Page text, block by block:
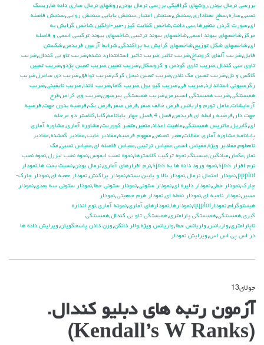
بررسي نرمال بودن,روشهاي گرافيكي بررسي نرمال بودن,روشهاي نرمال سازي داده ها,ريسك
نسبي,سازه,سطح معناداري,سنجش,سنجش اعتبار ,سنجش پايايي,سنجش روايي,سنجش فاصله
اي,سورت كردن متغيرها,سي دانت,شاخص كفايت كيزر-مير-اولكين,شاخص گرايش به
مركز ,شاخصهاي پيوند اسمي,شاخصهاي پيوند ترتيبي,شاخصهاي پيوند تركيبي اسمي و فاصله
اي,شاخصهاي شكل توزيع,شاخصهاي گرايش به پراكندگي,شرايط آزمون فريدمن,شكستن
فايل,ضريب آلفاي کرونباخ,ضريب تاثير ,ضريب تاثير استانتدارد نشده,ضريب تاو بي كندال,ضريب
تاوي سي كندال,ضريب تاوي گودمن و كروسكال,ضريب تعيين,ضريب تعيين پژدو,ضريب تعيين
كاكس و نل,ضريب تعيين مك نادن,ضريب تعيين نيجل كرك,ضريب توافق,ضريب دي سامرز ,ضريب
رگرسيوني استاندارد,ضريب في,ضريب كيو يول,ضريب گاما,ضريب لاندا,ضريب نايقيني,ضريب
همبستگي,ضريب همبستگي اسپيرمن,ضريب همبستگي پيرسون,ضريب وي كرامر ,طرح
آزمايشات,عامل تورم واريانس,فرض خالف صفر ,فرض صفر ,فرض يك,فرضيه بدون جهت,فرضيه
جهت دار ,فرضيه رابطه اي,فريدمن,فصل 4 ,فصل چهار پايانامه,كاپا,كلاستر دو مرحله
اي,گابريل,ماتريس همبستگي,ماهيت اعداد,متغير ,متغير كووريت,مشاوره آماري,مشاوره آماري
پايانامه,مشاوره آماري مقالات,مغير تصنعي,مفهوم فرضيه,مقادير غايب,مقادير گمشده,مقادير
نامعلوم,مقادير ويژه,مقياس اسمي,مقياس ترتيبي,مقياس فاصله اي,مقياس نسبي,مك
نمار ,مكمار ,ميانگين,ميسينگ,نحوه تركيب كلاسترها,نحوه نصب ايموس,نحوه نصب ليزرل,نحوه نصب
نرم افزار spss
,نحوه ورود داده ها به spss ,نرم افزارهاي آماري,نرمال بودن,نسبت بخت ها,نمودار
ppplot
,نمودار احتمال نرمال,نمودار بالا و پايين بسته,نمودار پراكنش,نمودار جعبه اي,نمودار چارك-
چارك,نمودار خطي,نمودار دايره اي,نمودار ستوني,نمودار ستوني خطا,نمودار ستوني سه بعدي,نمودار
مسير ,نمودار ناحيه اي,نمودار نقطه اي,نمودار هرم جمعيتي,نمودار
هيستوگرام,نمودارqqplot ,نمودارها,نمودارهاي آماري,نمونه آماري,نوع اندازه
گيري,همبستگي,همبستگي پارامتري,همبستگي تاو بي کندال,همبستگي
ناپارامتري,واريانس,واريانس خطا,واريانس ويژه,والر دانكن,وزن دادن پاسخگويان,ويرايش داده ها
در اس پي اس اس,ويرايش نمودار
جولای13
آزمون
رتبه
های
دبلیو
آزمون رتبه های دبلیو کندال.
(Kendall’s W Ranks)